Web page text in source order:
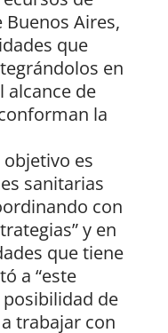
Aires,
que
en
alcance de
la
objetivo es
sanitarias
con
y en
que tiene
a “este
de
trabajar con